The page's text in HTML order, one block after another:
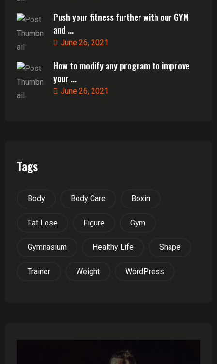
Push your fitness further with our GYM
and ...
June 26, 2021
How to modify any program to improve
your ...
June 26, 2021
Tags
Body Body Care Boxin
Fat Lose Figure Gym
Gymnasium Healthy Life Shape
Trainer Weight WordPress